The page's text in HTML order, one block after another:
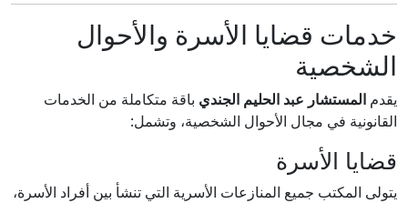
خدمات قضايا الأسرة والأحوال
الشخصية
يقدم المستشار عبد الحليم الجندي باقة متكاملة من الخدمات
القانونية في مجال الأحوال الشخصية، وتشمل:
قضايا الأسرة
يتولى المكتب جميع المنازعات الأسرية التي تنشأ بين أفراد الأسرة،